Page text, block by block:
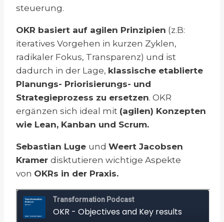
steuerung.
OKR basiert auf agilen Prinzipien (z.B:
iteratives Vorgehen in kurzen Zyklen,
radikaler Fokus, Transparenz) und ist
dadurch in der Lage, klassische etablierte
Planungs- Priorisierungs- und
Strategieprozess zu ersetzen. OKR
ergänzen sich ideal mit (agilen) Konzepten
wie Lean, Kanban und Scrum.
Sebastian Luge und Weert Jacobsen
Kramer disktutieren wichtige Aspekte
von OKRs in der Praxis.